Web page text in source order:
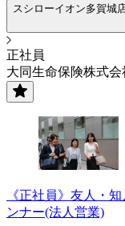
スシローイオン多賀城
正社員
大同生命保険株式
《正社員》友人・
ンナー(法人営業)